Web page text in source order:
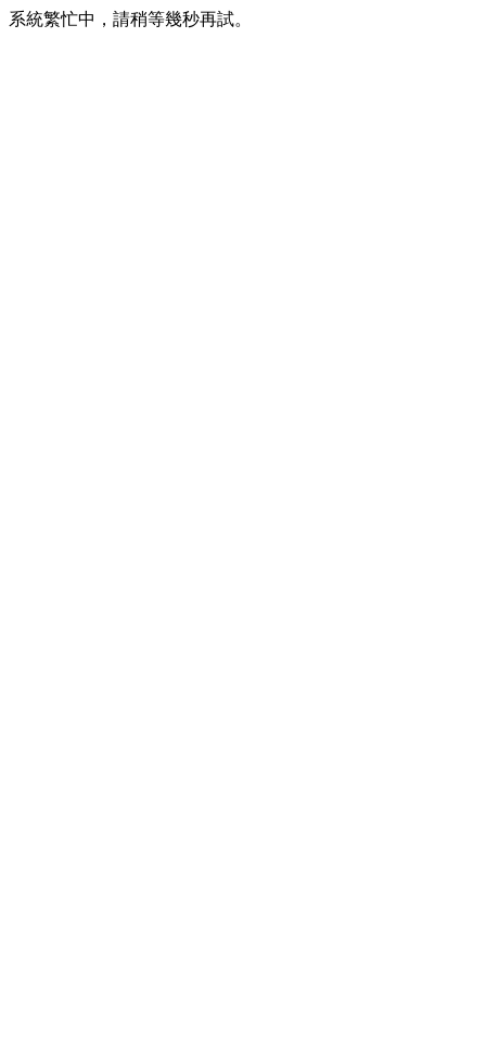
系統繁忙中，請稍等幾秒再試。